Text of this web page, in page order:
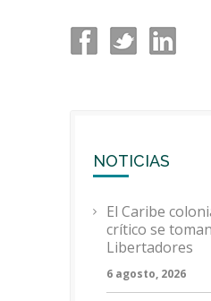
NOTICIAS
El Caribe
crítico se
Libertadores
6 agosto, 2026